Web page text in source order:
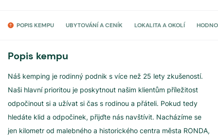
POPIS KEMPU UBYTOVÁNÍ A CENÍK LOKALITA A OKOLÍ
Popis kempu
Náš kemping je rodinný podnik s více než 25 lety zkušeností.
Naši hlavní prioritou je poskytnout našim klientům příležitost
odpočinout si a užívat si čas s rodinou a přáteli. Pokud tedy
hledáte klid a odpočinek, přijďte nás navštívit. Nacházíme se
jen kilometr od malebného a historického centra města RONDA,